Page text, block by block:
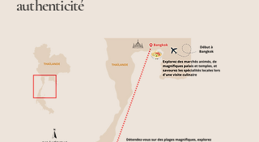
authenticité